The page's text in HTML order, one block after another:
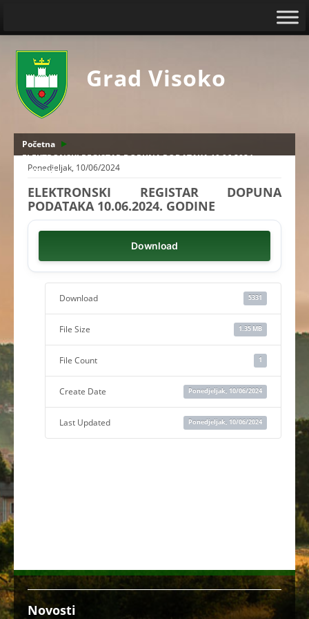
Grad Visoko
Početna
ELEKTRONSKI REGISTAR DOPUNA PODATAKA 10.06.2024.
GODINE
Ponedjeljak, 10/06/2024
ELEKTRONSKI REGISTAR DOPUNA
PODATAKA 10.06.2024. GODINE
Download
Download 5331
File Size 1.35 MB
File Count 1
Create Date Ponedjeljak, 10/06/2024
Last Updated Ponedjeljak, 10/06/2024
Novosti